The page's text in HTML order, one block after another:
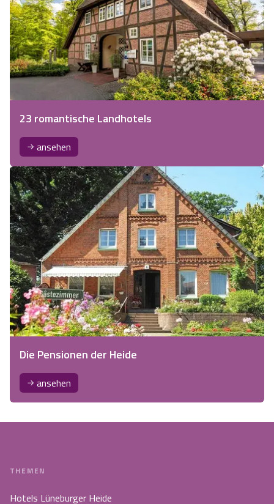
23 romantische Landhotels
ansehen
Die Pensionen der Heide
ansehen
THEMEN
Hotels Lüneburger Heide